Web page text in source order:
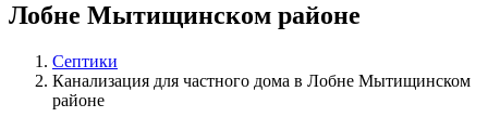
Лобне Мытищинском районе
Септики
Канализация для частного дома в Лобне Мытищинском
районе